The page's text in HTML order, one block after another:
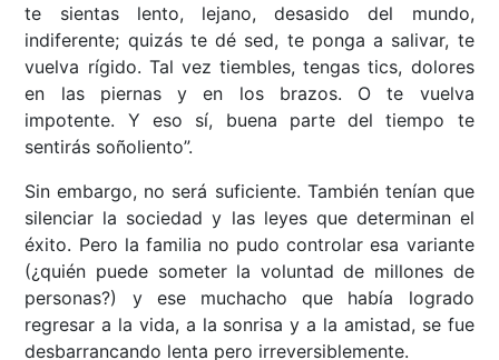
te sientas lento, lejano, desasido del mundo,
indiferente; quizás te dé sed, te ponga a salivar, te
vuelva rígido. Tal vez tiembles, tengas tics, dolores
en las piernas y en los brazos. O te vuelva
impotente. Y eso sí, buena parte del tiempo te
sentirás soñoliento”.
Sin embargo, no será suficiente. También tenían que
silenciar la sociedad y las leyes que determinan el
éxito. Pero la familia no pudo controlar esa variante
(¿quién puede someter la voluntad de millones de
personas?) y ese muchacho que había logrado
regresar a la vida, a la sonrisa y a la amistad, se fue
desbarrancando lenta pero irreversiblemente.